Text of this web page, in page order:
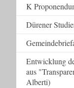
K
Dürener
Entwicklung
aus
Alberti)